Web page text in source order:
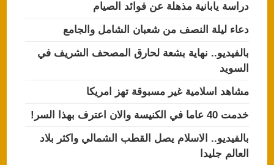
دراسة يابانية مذهلة عن فوائد الصيام
دعاء ليلة النصف من شعبان الشامل والجامع
بالفيديو.. نهاية بشعة لحارق المصحف الشريف في
السويد
مشاهد اسلامية غير مسبوقة تهز امريكا
خدمت 40 عاما في الكنيسة والان اعترف بهذا السر!
بالفيديو.. الاسلام يصل القطب الشمالي واكثر بلاد
العالم جليدا